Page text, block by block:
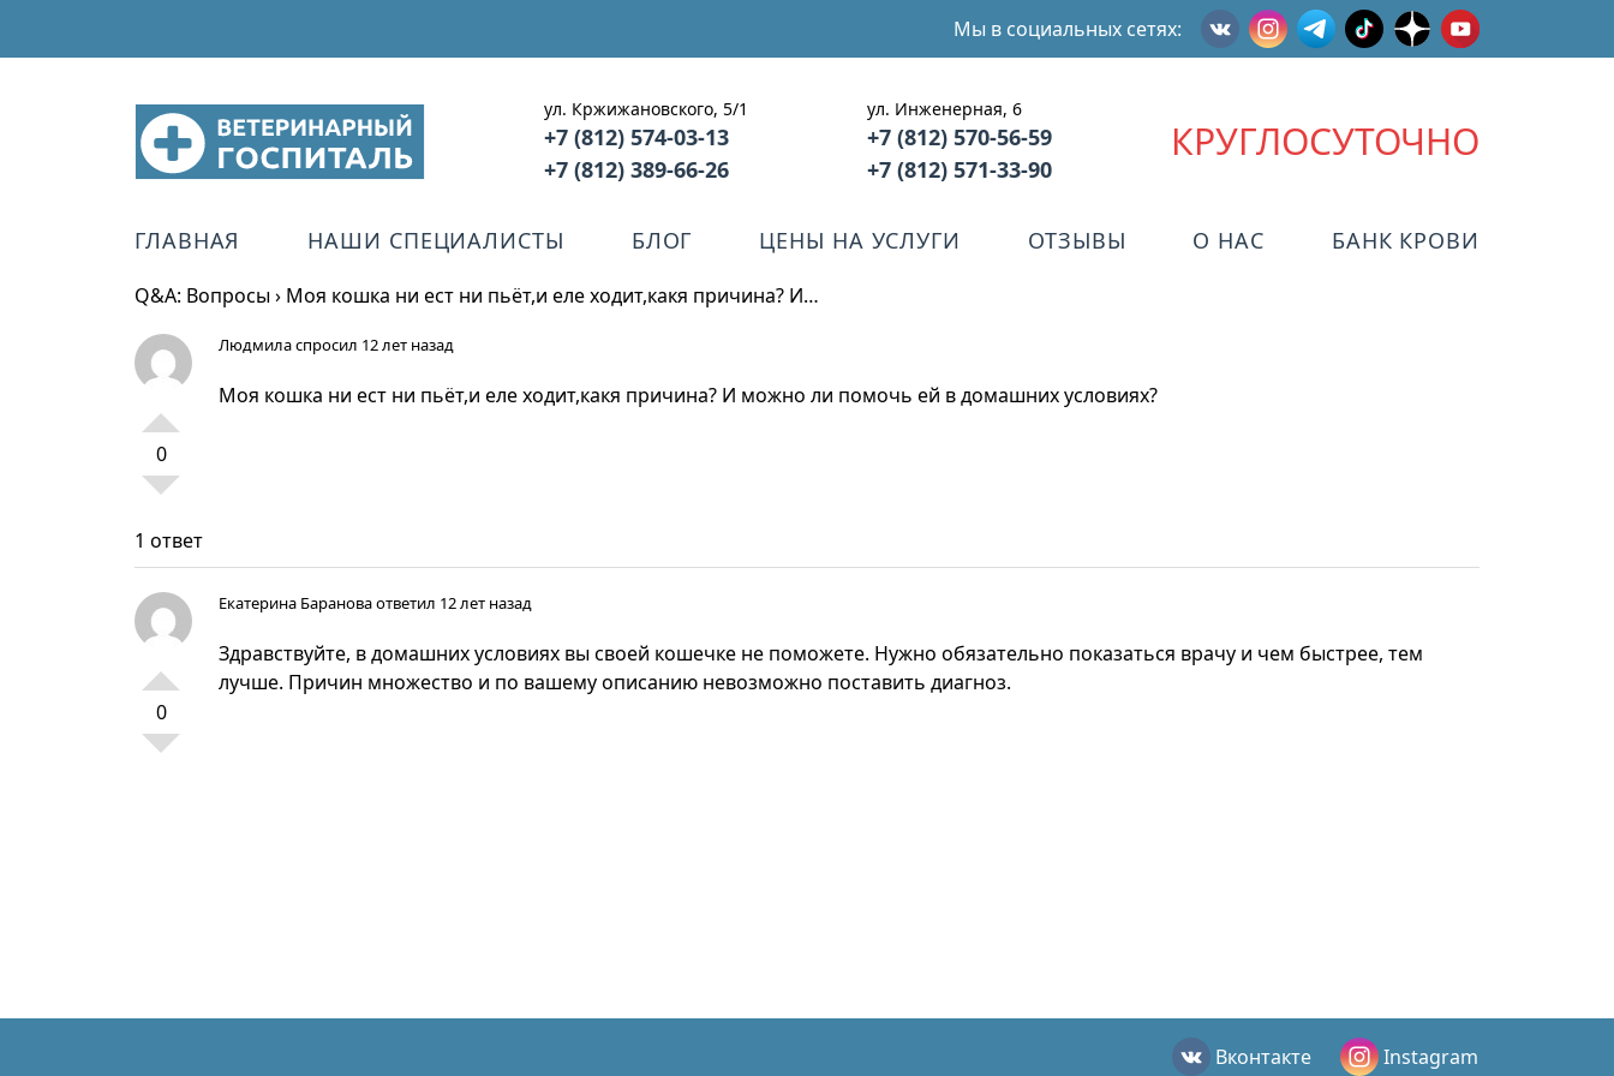
Мы в социальных сетях:
ул. Кржижановского, 5/1
+7 (812) 574-03-13
+7 (812) 389-66-26
ул. Инженерная, 6
+7 (812) 570-56-59
+7 (812) 571-33-90
КРУГЛОСУТОЧНО
ГЛАВНАЯ НАШИ СПЕЦИАЛИСТЫ БЛОГ ЦЕНЫ НА УСЛУГИ ОТЗЫВЫ О НАС БАНК КРОВИ
Q&A: Вопросы› Моя кошка ни ест ни пьёт,и еле ходит,какя причина? И…
0
Людмиласпросил 12 лет назад
Моя кошка ни ест ни пьёт,и еле ходит,какя причина? И можно ли помочь ей в домашних условиях?
1 ответ
0
Екатерина Барановаответил 12 лет назад
Здравствуйте, в домашних условиях вы своей кошечке не поможете. Нужно обязательно показаться врачу и чем быстрее, тем
лучше. Причин множество и по вашему описанию невозможно поставить диагноз.
Вконтакте Instagram